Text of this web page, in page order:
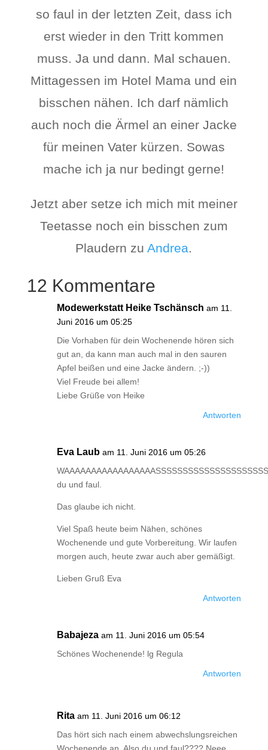
so faul in der letzten Zeit, dass ich
erst wieder in den Tritt kommen
muss. Ja und dann. Mal schauen.
Mittagessen im Hotel Mama und ein
bisschen nähen. Ich darf nämlich
auch noch die Ärmel an einer Jacke
für meinen Vater kürzen. Sowas
mache ich ja nur bedingt gerne!
Jetzt aber setze ich mich mit meiner
Teetasse noch ein bisschen zum
Plaudern zuAndrea.
12 Kommentare
Modewerkstatt Heike Tschänsch am 11.
Juni 2016 um 05:25
Die Vorhaben für dein Wochenende hören sich
gut an, da kann man auch mal in den sauren
Apfel beißen und eine Jacke ändern. ;-))
Viel Freude bei allem!
Liebe Grüße von Heike
Antworten
Eva Laub am 11. Juni 2016 um 05:26
du und faul.
Das glaube ich nicht.
Viel Spaß heute beim Nähen, schönes
Wochenende und gute Vorbereitung. Wir laufen
morgen auch, heute zwar auch aber gemäßigt.
Lieben Gruß Eva
Antworten
Babajeza am 11. Juni 2016 um 05:54
Schönes Wochenende! lg Regula
Antworten
Rita am 11. Juni 2016 um 06:12
Das hört sich nach einem abwechslungsreichen